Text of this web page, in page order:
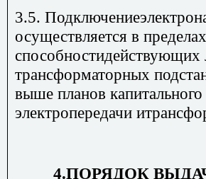
3.5.
осуществляется в
способностидействующих
трансформаторных
выше планов капитального
электропередачи
4.ПОРЯДОК